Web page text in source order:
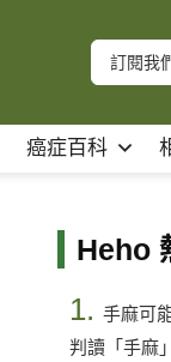
訂閱我
癌症百科
Heho
1. 手麻可
判讀「手麻